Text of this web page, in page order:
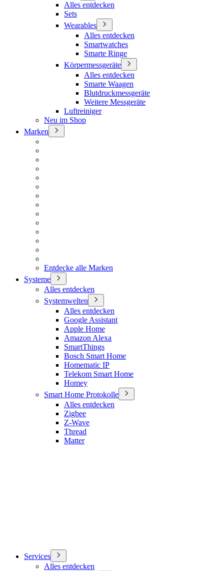
Alles entdecken
Sets
Wearables
Alles entdecken
Smartwatches
Smarte Ringe
Körpermessgeräte
Alles entdecken
Smarte Waagen
Blutdruckmessgeräte
Weitere Messgeräte
Luftreiniger
Neu im Shop
Marken
Entdecke alle Marken
Systeme
Alles entdecken
Systemwelten
Alles entdecken
Google Assistant
Apple Home
Amazon Alexa
SmartThings
Bosch Smart Home
Homematic IP
Telekom Smart Home
Homey
Smart Home Protokolle
Alles entdecken
Zigbee
Z-Wave
Thread
Matter
Services
Alles entdecken